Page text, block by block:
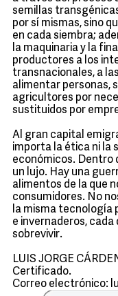
semillas
por sí mismas, sino
en cada siembra;
la maquinaria y la
productores a los
transnacionales, a
alimentar personas,
agricultores por
sustituidos por
Al gran capital
importa la ética ni la
económicos. Dentro
un lujo. Hay una
alimentos de la que
consumidores. No
la misma tecnología
e invernaderos,
sobrevivir.
LUIS JORGE
Certificado.
Correo electrónico: